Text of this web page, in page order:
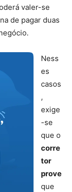
valer-se
de pagar duas
Ness
es
casos
,
exige
-se
que o
corre
tor
prove
que